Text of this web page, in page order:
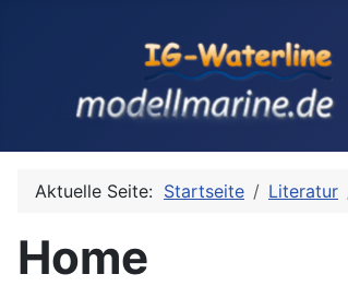
Aktuelle Seite: Startseite Literatur
Home